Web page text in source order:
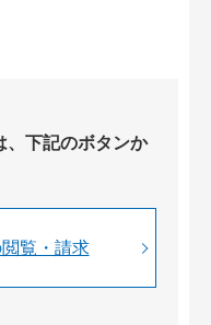
下記のボタンか
覧・請求